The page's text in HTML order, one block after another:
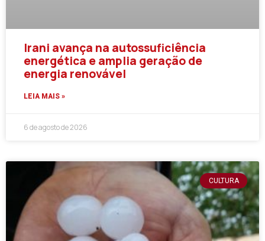
Irani avança na autossuficiência
energética e amplia geração de
energia renovável
LEIA MAIS »
6 de agosto de 2026
CULTURA